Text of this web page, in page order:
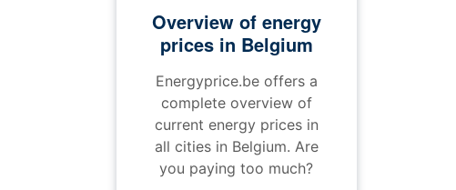
Overview of energy
prices in Belgium
Energyprice.be offers a
complete overview of
current energy prices in
all cities in Belgium. Are
you paying too much?